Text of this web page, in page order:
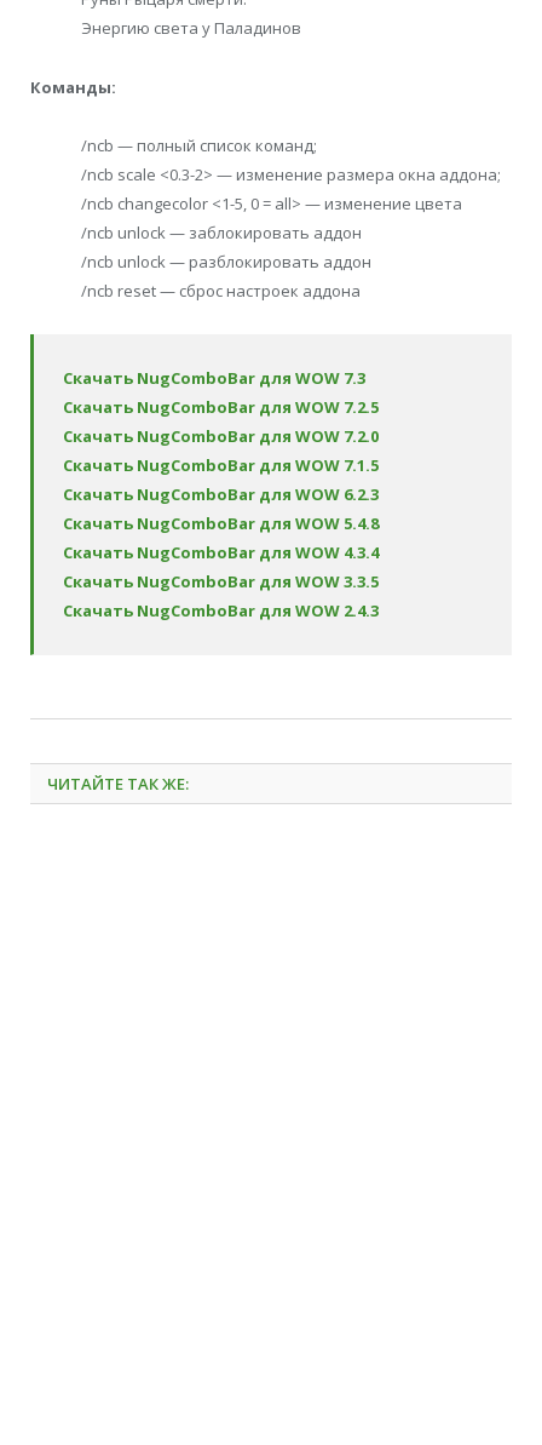
Энергию света у Паладинов
Команды:
/ncb — полный список команд;
/ncb scale <0.3-2> — изменение размера окна аддона;
/ncb changecolor <1-5, 0 = all> — изменение цвета
/ncb unlock — заблокировать аддон
/ncb unlock — разблокировать аддон
/ncb reset — сброс настроек аддона
Скачать NugComboBar для WOW 7.3
Скачать NugComboBar для WOW 7.2.5
Скачать NugComboBar для WOW 7.2.0
Скачать NugComboBar для WOW 7.1.5
Скачать NugComboBar для WOW 6.2.3
Скачать NugComboBar для WOW 5.4.8
Скачать NugComboBar для WOW 4.3.4
Скачать NugComboBar для WOW 3.3.5
Скачать NugComboBar для WOW 2.4.3
ЧИТАЙТЕ ТАК ЖЕ: